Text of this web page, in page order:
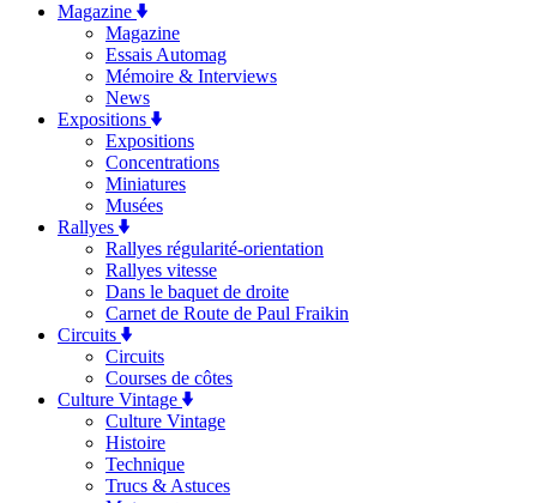
Magazine
Magazine
Essais Automag
Mémoire & Interviews
News
Expositions
Expositions
Concentrations
Miniatures
Musées
Rallyes
Rallyes régularité-orientation
Rallyes vitesse
Dans le baquet de droite
Carnet de Route de Paul Fraikin
Circuits
Circuits
Courses de côtes
Culture Vintage
Culture Vintage
Histoire
Technique
Trucs & Astuces